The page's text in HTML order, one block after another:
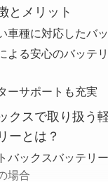
とメリット
車種に対応したバ
よる安心のバッテ
ーサポートも充実
クスで取り扱う
ーとは？
バックスバッテリ
場合